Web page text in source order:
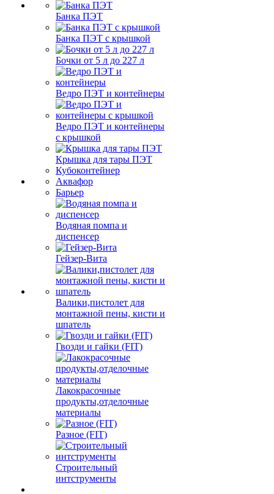
Банка ПЭТ
Банка ПЭТ с крышкой
Бочки от 5 л до 227 л
Ведро ПЭТ и контейнеры
Ведро ПЭТ и контейнеры
с крышкой
Крышка для тары ПЭТ
Кубоконтейнер
Аквафор
Барьер
Водяная помпа и
диспенсер
Гейзер-Вита
Валики,пистолет для
монтажной пены, кисти и
шпатель
Гвозди и гайки (FIT)
Лакокрасочные
продукты,отделочные
материалы
Разное (FIT)
Строительный
интструменты